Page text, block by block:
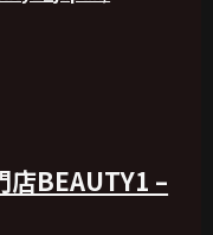
店BEAUTY1 –